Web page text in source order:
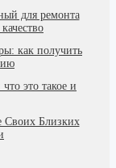
для ремонта
как получить
это такое и
Своих Близких